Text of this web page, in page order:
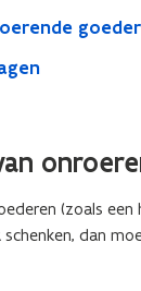
(zoals
dan